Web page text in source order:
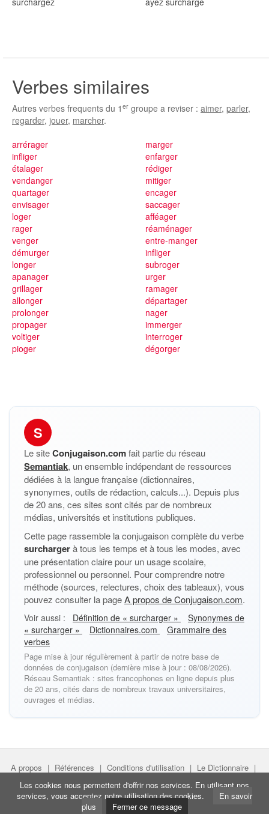
Verbes similaires
Autres verbes frequents du 1 er groupe a reviser : aimer, parler,
regarder, jouer, marcher.
arrérager
infliger
étalager
vendanger
quartager
envisager
loger
rager
venger
marger
enfarger
rédiger
mitiger
encager
saccager
afféager
réaménager
entre-manger
démurger
longer
apanager
grillager
allonger
prolonger
propager
voltiger
pioger
infliger
subroger
urger
ramager
départager
nager
immerger
interroger
dégorger
S
Le siteConjugaison.comfait partie du réseau
Semantiak, un ensemble indépendant de ressources
dédiées à la langue française (dictionnaires,
synonymes, outils de rédaction, calculs...). Depuis plus
de 20 ans, ces sites sont cités par de nombreux
médias, universités et institutions publiques.
Cette page rassemble la conjugaison complète du verbe
surchargerà tous les temps et à tous les modes, avec
une présentation claire pour un usage scolaire,
professionnel ou personnel. Pour comprendre notre
méthode (sources, relectures, choix des tableaux), vous
pouvez consulter la pageA propos de Conjugaison.com.
Voir aussi : Définition de « surcharger »
Synonymes de
« surcharger »
Dictionnaires.com
Grammaire des
verbes
Page mise à jour régulièrement à partir de notre base de
données de conjugaison (dernière mise à jour : 08/08/2026).
Réseau Semantiak : sites francophones en ligne depuis plus
de 20 ans, cités dans de nombreux travaux universitaires,
ouvrages et médias.
A propos | Références | Conditions d'utilisation | Le Dictionnaire |
Faire un lien | Liens utiles
Directeur de projet :Nicolas Belotti- Copyright © Semantiak.com
Les cookies nous permettent d'offrir nos services. En utilisant nos
services, vous acceptez notre utilisation des cookies.
En savoir
plus
Fermer ce message